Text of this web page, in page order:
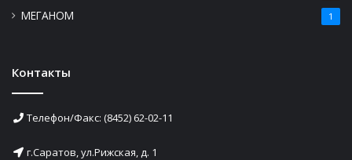
МЕГАНОМ 1
Контакты
Телефон/Факс: (8452) 62-02-11
г.Саратов, ул.Рижская, д. 1